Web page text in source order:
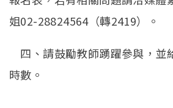
姐02-28824564（轉2419）。
四、請鼓勵教師踴躍參與，並
時數。